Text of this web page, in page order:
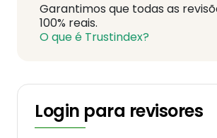
Garantimos que todas as
100% reais.
O que é Trustindex?
Login para revisores